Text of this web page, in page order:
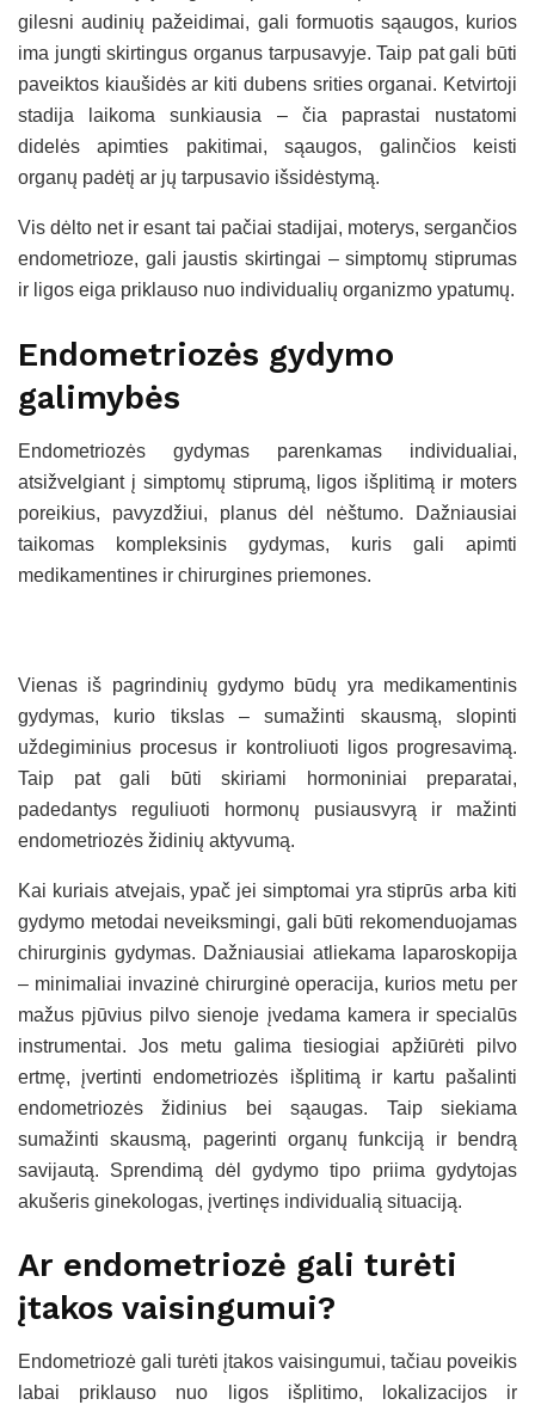
gilesni audinių pažeidimai, gali formuotis sąaugos, kurios
ima jungti skirtingus organus tarpusavyje. Taip pat gali būti
paveiktos kiaušidės ar kiti dubens srities organai. Ketvirtoji
stadija laikoma sunkiausia – čia paprastai nustatomi
didelės apimties pakitimai, sąaugos, galinčios keisti
organų padėtį ar jų tarpusavio išsidėstymą.
Vis dėlto net ir esant tai pačiai stadijai, moterys, sergančios
endometrioze, gali jaustis skirtingai – simptomų stiprumas
ir ligos eiga priklauso nuo individualių organizmo ypatumų.
Endometriozės gydymo
galimybės
Endometriozės gydymas parenkamas individualiai,
atsižvelgiant į simptomų stiprumą, ligos išplitimą ir moters
poreikius, pavyzdžiui, planus dėl nėštumo. Dažniausiai
taikomas kompleksinis gydymas, kuris gali apimti
medikamentines ir chirurgines priemones.
Vienas iš pagrindinių gydymo būdų yra medikamentinis
gydymas, kurio tikslas – sumažinti skausmą, slopinti
uždegiminius procesus ir kontroliuoti ligos progresavimą.
Taip pat gali būti skiriami hormoniniai preparatai,
padedantys reguliuoti hormonų pusiausvyrą ir mažinti
endometriozės židinių aktyvumą.
Kai kuriais atvejais, ypač jei simptomai yra stiprūs arba kiti
gydymo metodai neveiksmingi, gali būti rekomenduojamas
chirurginis gydymas. Dažniausiai atliekama laparoskopija
– minimaliai invazinė chirurginė operacija, kurios metu per
mažus pjūvius pilvo sienoje įvedama kamera ir specialūs
instrumentai. Jos metu galima tiesiogiai apžiūrėti pilvo
ertmę, įvertinti endometriozės išplitimą ir kartu pašalinti
endometriozės židinius bei sąaugas. Taip siekiama
sumažinti skausmą, pagerinti organų funkciją ir bendrą
savijautą. Sprendimą dėl gydymo tipo priima gydytojas
akušeris ginekologas, įvertinęs individualią situaciją.
Ar endometriozė gali turėti
įtakos vaisingumui?
Endometriozė gali turėti įtakos vaisingumui, tačiau poveikis
labai priklauso nuo ligos išplitimo, lokalizacijos ir